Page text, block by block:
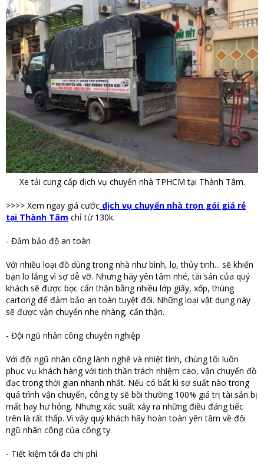
Xe tải cung cấp dịch vụ chuyển nhà TPHCM tại Thành Tâm.
>>>> Xem ngay giá cước dịch vụ chuyển nhà trọn gói giá rẻ
tại Thành Tâm chỉ từ 130k.
- Đảm bảo độ an toàn
Với nhiều loại đồ dùng trong nhà như bình, lọ, thủy tinh... sẽ khiến
bạn lo lắng vì sợ dễ vỡ. Nhưng hãy yên tâm nhé, tài sản của quý
khách sẽ được bọc cẩn thận bằng nhiều lớp giấy, xốp, thùng
cartong để đảm bảo an toàn tuyệt đối. Những loại vật dụng này
sẽ được vận chuyển nhẹ nhàng, cẩn thận.
- Đội ngũ nhân công chuyên nghiệp
Với đội ngũ nhân công lành nghề và nhiệt tình, chúng tôi luôn
phục vụ khách hàng với tinh thần trách nhiệm cao, vận chuyển đồ
đạc trong thời gian nhanh nhất. Nếu có bất kì sơ suất nào trong
quá trình vận chuyển, công ty sẽ bồi thường 100% giá trị tài sản bị
mất hay hư hỏng. Nhưng xác suất xảy ra những điều đáng tiếc
trên là rất thấp. Vì vậy quý khách hãy hoàn toàn yên tâm về đội
ngũ nhân công của công ty.
- Tiết kiệm tối đa chi phí